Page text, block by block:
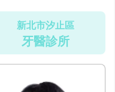
新北市汐止區
牙醫診所